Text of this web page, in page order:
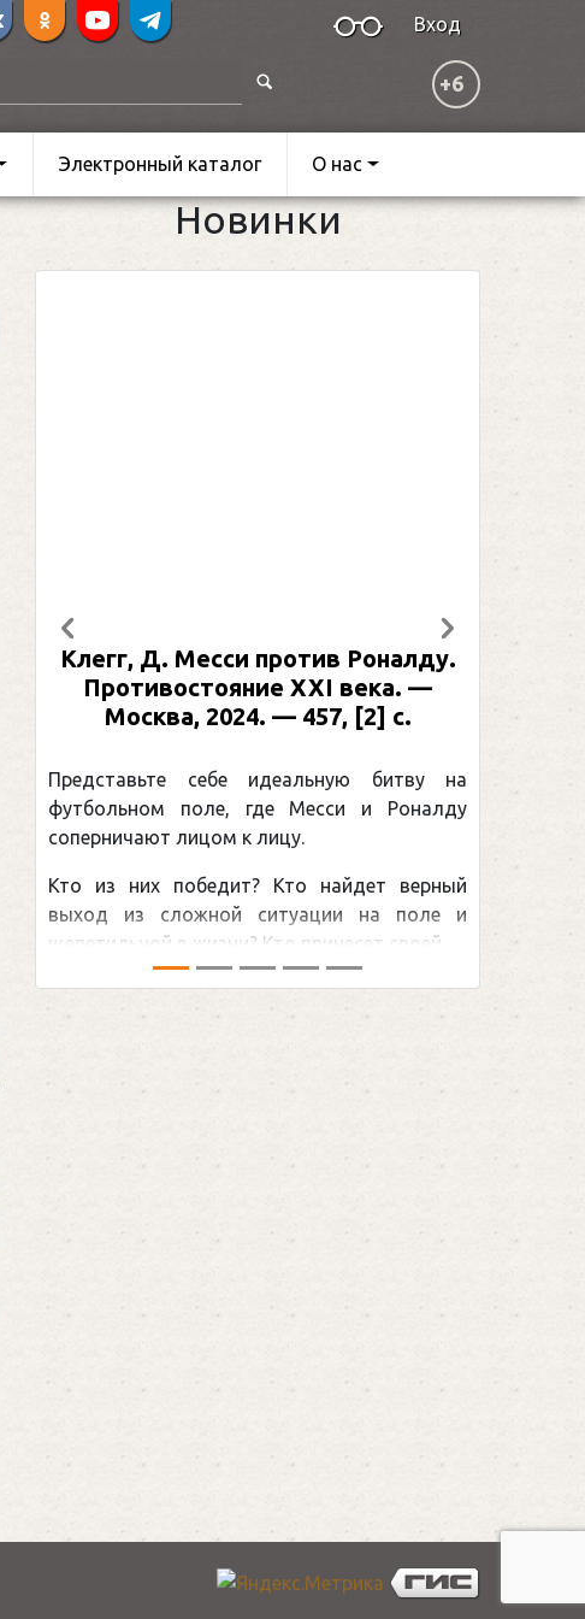
Вход
+6
Электронный каталог О нас
Новинки
Клегг, Д. Месси против Роналду.
Противостояние XXI века. —
Москва, 2024. — 457, [2] с.
Представьте себе идеальную битву на
футбольном поле, где Месси и Роналду
соперничают лицом к лицу.
Кто из них победит? Кто найдет верный
выход из сложной ситуации на поле и
щепетильной в жизни? Кто принесет своей ...
Предыдущий Следующий